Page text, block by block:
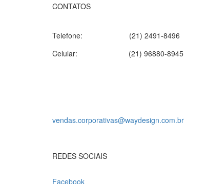
CONTATOS
Telefone:
(21) 2491-8496
Celular:
(21) 96880-8945
vendas.corporativas@waydesign.com.br
REDES SOCIAIS
Facebook